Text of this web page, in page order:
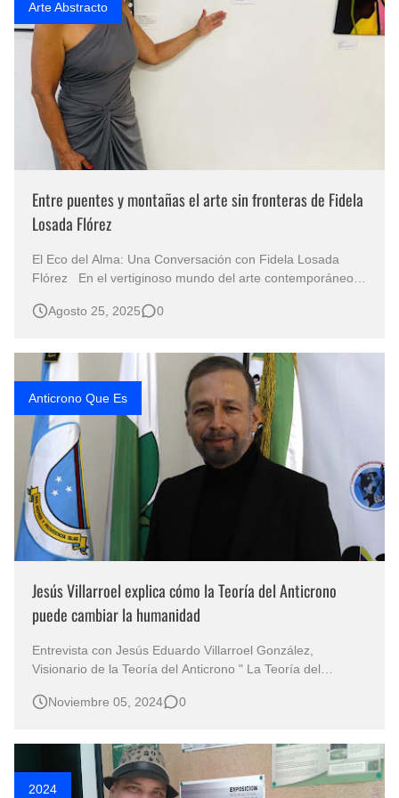
Arte Abstracto
Entre puentes y montañas el arte sin fronteras de Fidela
Losada Flórez
El Eco del Alma: Una Conversación con Fidela Losada
Flórez En el vertiginoso mundo del arte contemporáneo,
susurran desde la profundidad del lienzo, invitando a una
Flórez, la Artista Colom…
Agosto 25, 2025 0
Anticrono Que Es
Jesús Villarroel explica cómo la Teoría del Anticrono
puede cambiar la humanidad
Entrevista con Jesús Eduardo Villarroel González,
Visionario de la Teoría del Anticrono " La Teoría del
En un mundo donde la malversación del tiempo se ha
de Jesús Eduardo…
Noviembre 05, 2024 0
2024